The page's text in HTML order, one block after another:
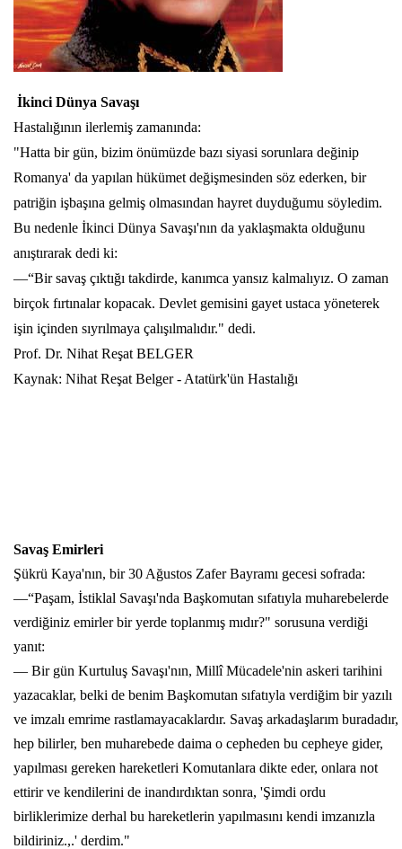
İkinci Dünya Savaşı
Hastalığının ilerlemiş zamanında:
"Hatta bir gün, bizim önümüzde bazı siyasi sorunlara değinip
Romanya' da yapılan hükümet değişmesinden söz ederken, bir
patriğin işbaşına gelmiş olmasından hayret duyduğumu söyledim.
Bu nedenle İkinci Dünya Savaşı'nın da yaklaşmakta olduğunu
anıştırarak dedi ki:
—“Bir savaş çıktığı takdirde, kanımca yansız kalmalıyız. O zaman
birçok fırtınalar kopacak. Devlet gemisini gayet ustaca yöneterek
işin içinden sıyrılmaya çalışılmalıdır." dedi.
Prof. Dr. Nihat Reşat BELGER
Kaynak: Nihat Reşat Belger - Atatürk'ün Hastalığı
Savaş Emirleri
Şükrü Kaya'nın, bir 30 Ağustos Zafer Bayramı gecesi sofrada:
—“Paşam, İstiklal Savaşı'nda Başkomutan sıfatıyla muharebelerde
verdiğiniz emirler bir yerde toplanmış mıdır?" sorusuna verdiği
yanıt:
— Bir gün Kurtuluş Savaşı'nın, Millî Mücadele'nin askeri tarihini
yazacaklar, belki de benim Başkomutan sıfatıyla verdiğim bir yazılı
ve imzalı emrime rastlamayacaklardır. Savaş arkadaşlarım buradadır,
hep bilirler, ben muharebede daima o cepheden bu cepheye gider,
yapılması gereken hareketleri Komutanlara dikte eder, onlara not
ettirir ve kendilerini de inandırdıktan sonra, 'Şimdi ordu
birliklerimize derhal bu hareketlerin yapılmasını kendi imzanızla
bildiriniz.,.' derdim."